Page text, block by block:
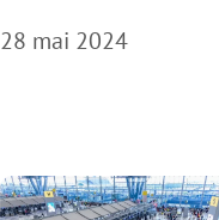
28 mai 2024